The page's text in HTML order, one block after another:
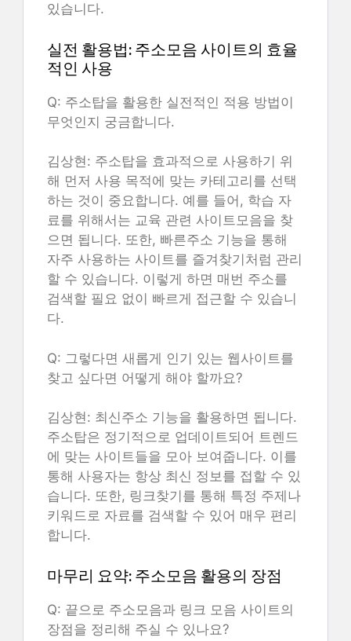
있습니다.
실전 활용법: 주소모음 사이트의 효율
적인 사용
Q: 주소탑을 활용한 실전적인 적용 방법이
무엇인지 궁금합니다.
김상현: 주소탑을 효과적으로 사용하기 위
해 먼저 사용 목적에 맞는 카테고리를 선택
하는 것이 중요합니다. 예를 들어, 학습 자
료를 위해서는 교육 관련 사이트모음을 찾
으면 됩니다. 또한, 빠른주소 기능을 통해
자주 사용하는 사이트를 즐겨찾기처럼 관리
할 수 있습니다. 이렇게 하면 매번 주소를
검색할 필요 없이 빠르게 접근할 수 있습니
다.
Q: 그렇다면 새롭게 인기 있는 웹사이트를
찾고 싶다면 어떻게 해야 할까요?
김상현: 최신주소 기능을 활용하면 됩니다.
주소탑은 정기적으로 업데이트되어 트렌드
에 맞는 사이트들을 모아 보여줍니다. 이를
통해 사용자는 항상 최신 정보를 접할 수 있
습니다. 또한, 링크찾기를 통해 특정 주제나
키워드로 자료를 검색할 수 있어 매우 편리
합니다.
마무리 요약: 주소모음 활용의 장점
Q: 끝으로 주소모음과 링크 모음 사이트의
장점을 정리해 주실 수 있나요?